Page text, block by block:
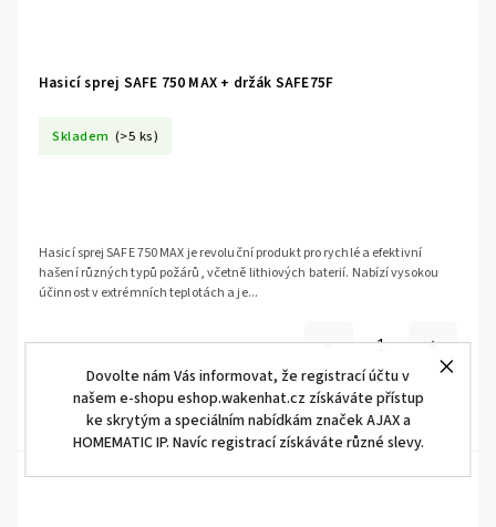
Dovolte nám Vás informovat, že registrací účtu v
našem e-shopu eshop.wakenhat.cz získáváte přístup
ke skrytým a speciálním nabídkám značek AJAX a
HOMEMATIC IP. Navíc registrací získáváte různé slevy.
Hasicí sprej SAFE 750 MAX + držák SAFE75F
Skladem (>5 ks)
Hasicí sprej SAFE 750 MAX je revoluční produkt pro rychlé a efektivní
hašení různých typů požárů, včetně lithiových baterií. Nabízí vysokou
účinnost v extrémních teplotách a je...